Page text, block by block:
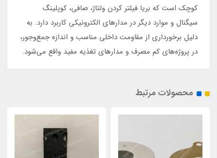
کوچک است که بریا فیلتر کردن ولتاژ، صافی، کوپلینگ
سیگنال و موارد دیگر در مدارهای الکترونیکی کاربرد دارد. به
دلیل برخورداری از مقاومت داخلی مناسب و اندازه جمع‌وجور،
در پروژه‌های کم مصرف و مدارهای تغذیه مفید واقع می‌شود.
محصولات مرتبط